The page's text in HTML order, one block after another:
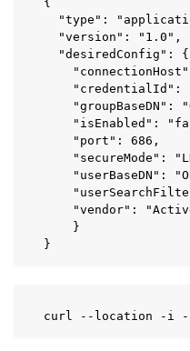
"type":
  "version": "1.0",
  "desiredConfig": {
"credentialId":
"groupBaseDN":
"isEnabled":
    "port": 686,
"secureMode":
"userBaseDN":
"vendor":
    }
}
curl --location -i --